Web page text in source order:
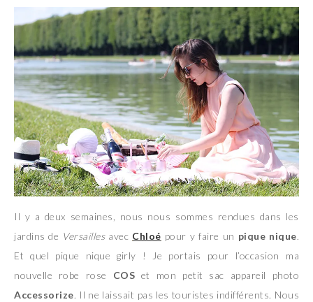
Il y a deux semaines, nous nous sommes rendues dans les
jardins de Versaillesavec Chloé pour y faire un pique nique.
Et quel pique nique girly ! Je portais pour l’occasion ma
nouvelle robe rose COS et mon petit sac appareil photo
Accessorize. Il ne laissait pas les touristes indifférents. Nous